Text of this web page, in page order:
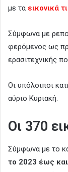
με τα εικονικά
Σύμφωνα με
φερόμενος ως
ερασιτεχνικής
Οι υπόλοιποι
αύριο Κυριακή.
Οι 370
Σύμφωνα με το
το 2023 έως